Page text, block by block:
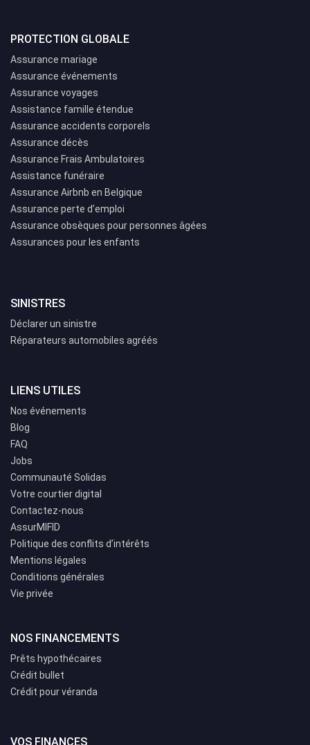
PROTECTION GLOBALE
Assurance mariage
Assurance événements
Assurance voyages
Assistance famille étendue
Assurance accidents corporels
Assurance décès
Assurance Frais Ambulatoires
Assistance funéraire
Assurance Airbnb en Belgique
Assurance perte d’emploi
Assurance obsèques pour personnes âgées
Assurances pour les enfants
SINISTRES
Déclarer un sinistre
Réparateurs automobiles agréés
LIENS UTILES
Nos événements
Blog
FAQ
Jobs
Communauté Solidas
Votre courtier digital
Contactez-nous
AssurMIFID
Politique des conflits d’intérêts
Mentions légales
Conditions générales
Vie privée
NOS FINANCEMENTS
Prêts hypothécaires
Crédit bullet
Crédit pour véranda
VOS FINANCES